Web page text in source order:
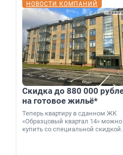
НОВОСТИ КОМПАНИЙ
Скидка до 880 000
на готовое жильё*
Теперь квартиру в сданном ЖК
«Образцовый квартал 14» можно
купить со специальной скидкой.